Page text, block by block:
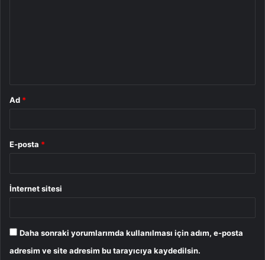
Ad *
E-posta *
İnternet sitesi
Daha sonraki yorumlarımda kullanılması için adım, e-posta
adresim ve site adresim bu tarayıcıya kaydedilsin.